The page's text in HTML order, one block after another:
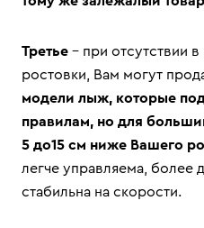
Третье – при отсутствии
ростовки, Вам могут
модели лыж, которые
правилам, но для
5 до15 см ниже Вашего
легче управляема, более
стабильна на скорости.